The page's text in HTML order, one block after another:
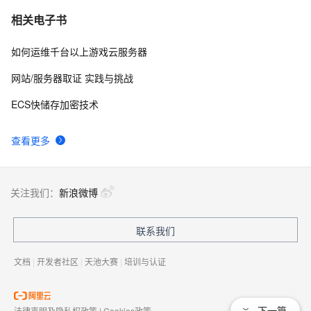
相关电子书
查看更多
如何运维千台以上游戏云服务器
网站/服务器取证 实践与挑战
ECS快储存加密技术
关注我们： 新浪微博
联系我们
文档 | 开发者社区 | 天池大赛 | 培训与认证